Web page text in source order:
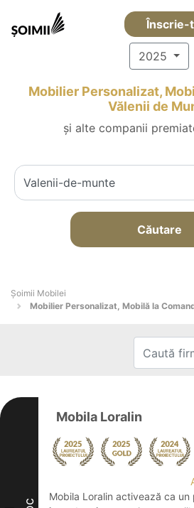
Înscrie-
2025
Mobilier Personalizat,
Vălenii de
și alte companii
Căutare
Șoimii Mobilei
Mobilier Personalizat, Mobilă la
Mobila Loralin
Mobila Loralin activează ca un